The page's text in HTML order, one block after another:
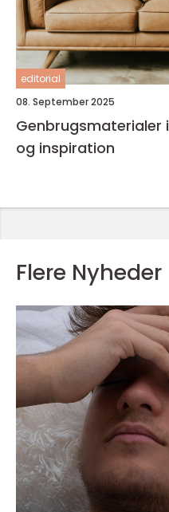
editorial
08. September 2025
Genbrugsmaterialer
og inspiration
Flere Nyheder